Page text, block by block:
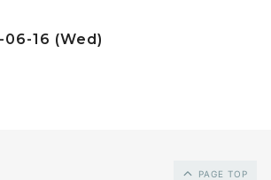
06-16 (Wed)
PAGE TOP